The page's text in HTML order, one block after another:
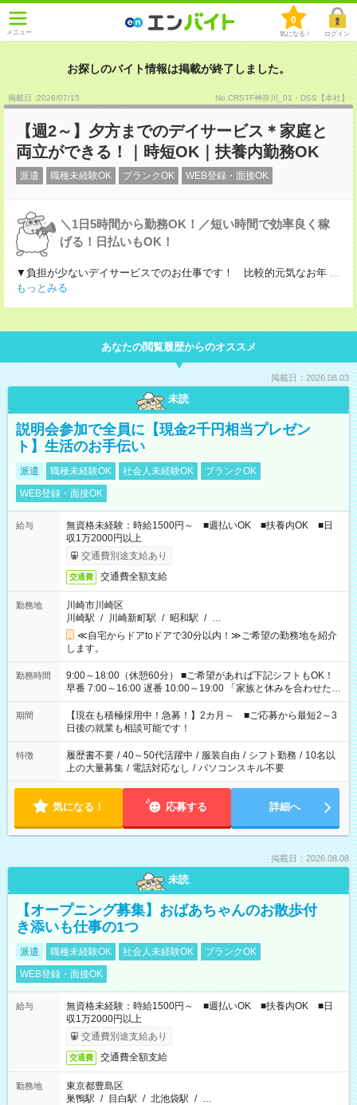
メニュー
0
気になる！ ログイン
お探しのバイト情報は掲載が終了しました。
掲載日 :2026/07/15 No.CRSTF神奈川_01・DSS【本社】
【週2～】夕方までのデイサービス＊家庭と
両立ができる！｜時短OK｜扶養内勤務OK
派遣 職種未経験OK ブランクOK WEB登録・面接OK
＼1日5時間から勤務OK！／短い時間で効率良く稼
げる！日払いもOK！
▼負担が少ないデイサービスでのお仕事です！ 比較的元気なお年 ...
もっとみる
あなたの閲覧履歴からのオススメ
掲載日：2026.08.03
未読
説明会参加で全員に【現金2千円相当プレゼン
ト】生活のお手伝い
派遣 職種未経験OK 社会人未経験OK
ブランクOK
WEB登録・面接OK
給与
無資格未経験：時給1500円～ ■週払いOK ■扶養内OK ■日
収1万2000円以上
交通費別途支給あり
交通費 交通費全額支給
勤務地
川崎市川崎区
川崎駅 / 川崎新町駅 / 昭和駅 / …
≪自宅からドアtoドアで30分以内！≫ご希望の勤務地を紹介
します。
勤務時間
9:00～18:00（休憩60分） ■ご希望があれば下記シフトもOK！
早番 7:00～16:00 遅番 10:00～19:00 「家族と休みを合わせた
い」 「余裕を持って夕飯の準備がしたい」 「できれば残業はし
たくない」 など、ご希望を教えてくださいね。 ※Wワーク希望
の方へ 今ご覧のお仕事で希望する勤務時間と、もう1つのお仕事
の勤務時間。 合計で週40時間を超える場合は応募できません。
期間
【現在も積極採用中！急募！】2カ月～ ■ご応募から最短2～3
日後の就業も相談可能です！
特徴 履歴書不要 / 40～50代活躍中 / 服装自由 / シフト勤務 / 10名以
上の大量募集 / 電話対応なし / パソコンスキル不要
気になる！ 応募する 詳細へ
掲載日：2026.08.08
未読
【オープニング募集】おばあちゃんのお散歩付
き添いも仕事の1つ
派遣 職種未経験OK 社会人未経験OK
ブランクOK
WEB登録・面接OK
給与
無資格未経験：時給1500円～ ■週払いOK ■扶養内OK ■日
収1万2000円以上
交通費別途支給あり
交通費 交通費全額支給
勤務地
東京都豊島区
巣鴨駅 / 目白駅 / 北池袋駅 / …